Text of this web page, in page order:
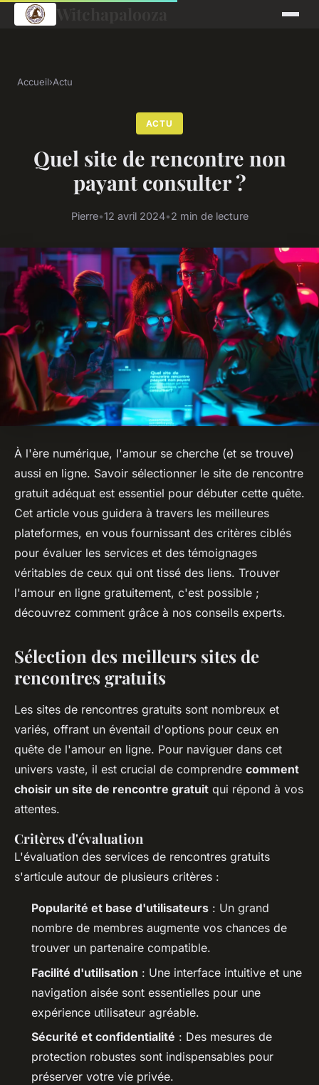
Accueil›Actu
ACTU
Quel site de rencontre non
payant consulter ?
Pierre•12 avril 2024•2 min de lecture
À l'ère numérique, l'amour se cherche (et se trouve)
aussi en ligne. Savoir sélectionner le site de rencontre
gratuit adéquat est essentiel pour débuter cette quête.
Cet article vous guidera à travers les meilleures
plateformes, en vous fournissant des critères ciblés
pour évaluer les services et des témoignages
véritables de ceux qui ont tissé des liens. Trouver
l'amour en ligne gratuitement, c'est possible ;
découvrez comment grâce à nos conseils experts.
Sélection des meilleurs sites de
rencontres gratuits
Les sites de rencontres gratuits sont nombreux et
variés, offrant un éventail d'options pour ceux en
quête de l'amour en ligne. Pour naviguer dans cet
univers vaste, il est crucial de comprendre comment
choisir un site de rencontre gratuit qui répond à vos
attentes.
Critères d'évaluation
L'évaluation des services de rencontres gratuits
s'articule autour de plusieurs critères :
Popularité et base d'utilisateurs : Un grand
nombre de membres augmente vos chances de
trouver un partenaire compatible.
Facilité d'utilisation : Une interface intuitive et une
navigation aisée sont essentielles pour une
expérience utilisateur agréable.
Sécurité et confidentialité : Des mesures de
protection robustes sont indispensables pour
préserver votre vie privée.